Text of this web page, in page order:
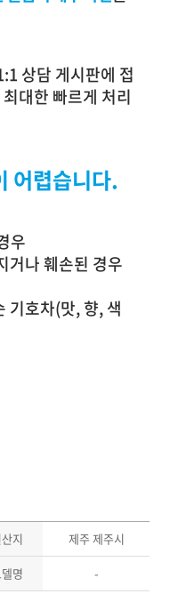
상담 게시판에 접
대한 빠르게 처리
어렵습니다.
우
거나 훼손된 경우
기호차(맛, 향, 색
지 제주 제주시
명 -